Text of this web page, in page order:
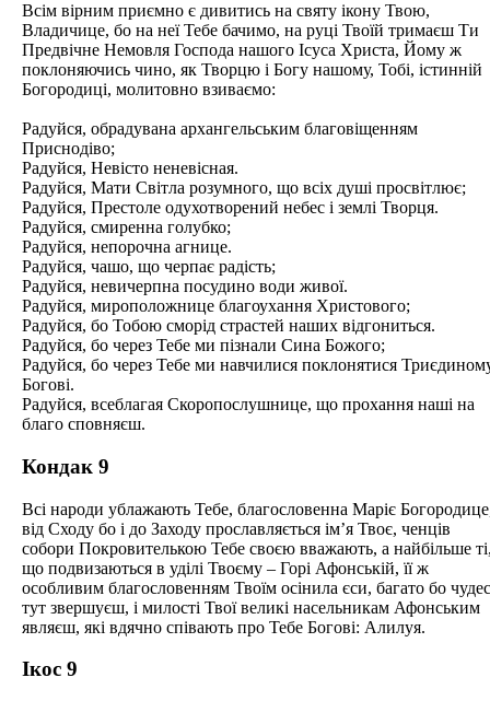
Всім вірним приємно є дивитись на святу ікону Твою,
Владичице, бо на неї Тебе бачимо, на руці Твоїй тримаєш Ти
Предвічне Немовля Господа нашого Ісуса Христа, Йому ж
поклоняючись чино, як Творцю і Богу нашому, Тобі, істинній
Богородиці, молитовно взиваємо:
Радуйся, обрадувана архангельським благовіщенням
Приснодіво;
Радуйся, Невісто неневісная.
Радуйся, Мати Світла розумного, що всіх душі просвітлює;
Радуйся, Престоле одухотворений небес і землі Творця.
Радуйся, смиренна голубко;
Радуйся, непорочна агнице.
Радуйся, чашо, що черпає радість;
Радуйся, невичерпна посудино води живої.
Радуйся, мироположнице благоухання Христового;
Радуйся, бо Тобою сморід страстей наших відгониться.
Радуйся, бо через Тебе ми пізнали Сина Божого;
Радуйся, бо через Тебе ми навчилися поклонятися
Богові.
Радуйся, всеблагая Скоропослушнице, що прохання наші на
благо сповняєш.
Кондак 9
Всі народи ублажають Тебе, благословенна Маріє
від Сходу бо і до Заходу прославляється ім’я Твоє, ченців
собори Покровителькою Тебе своєю вважають, а найбільше
що подвизаються в уділі Твоєму – Горі Афонській, її ж
особливим благословенням Твоїм осінила єси, багато бо чудес
тут звершуєш, і милості Твої великі насельникам Афонським
являєш, які вдячно співають про Тебе Богові: Алилуя.
Ікос 9